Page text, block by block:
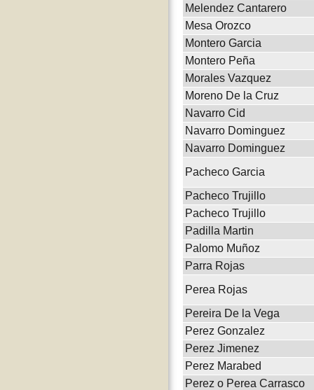
Melendez Cantarero
Mesa Orozco
Montero Garcia
Montero Peña
Morales Vazquez
Moreno De la Cruz
Navarro Cid
Navarro Dominguez
Navarro Dominguez
Pacheco Garcia
Pacheco Trujillo
Pacheco Trujillo
Padilla Martin
Palomo Muñoz
Parra Rojas
Perea Rojas
Pereira De la Vega
Perez Gonzalez
Perez Jimenez
Perez Marabed
Perez o Perea Carrasco